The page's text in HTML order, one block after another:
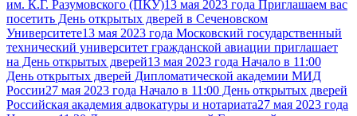
им. К.Г. Разумовского (ПКУ)13 мая 2023 года Приглашаем вас
посетить День открытых дверей в Сеченовском
Университете13 мая 2023 года Московский государственный
технический университет гражданской авиации приглашает
на День открытых дверей13 мая 2023 года Начало в 11:00
День открытых дверей Дипломатической академии МИД
России27 мая 2023 года Начало в 11:00 День открытых дверей
Российская академия адвокатуры и нотариата27 мая 2023 года